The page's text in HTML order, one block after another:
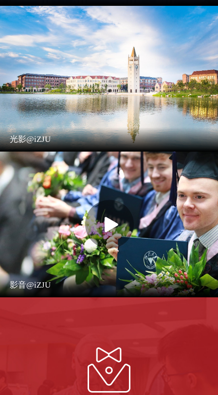
光影@iZJU
影音@iZJU